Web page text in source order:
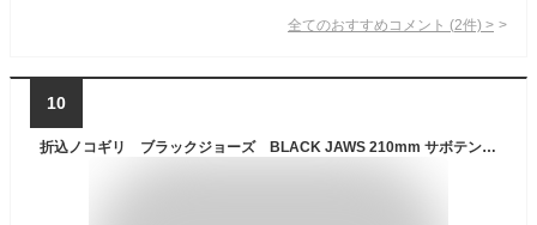
全てのおすすめコメント (2件) >
10
折込ノコギリ ブラックジョーズ BLACK JAWS 210mm サボテン No.3210 フッ素剪定鋸 フッ素加工 折込み 折り込み のこぎり 鋸 万能目 庭木 果樹 生木 乾燥木 農家 園芸 剪定 切断 アウトドア 焚火 たきび 替え刃式 替刃 ハードクロムメッキ